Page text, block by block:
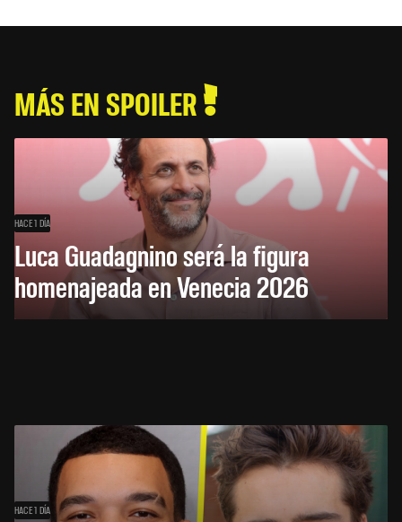
MÁS EN SPOILER
HACE 1 DÍA
Luca Guadagnino será la figura
homenajeada en Venecia 2026
HACE 1 DÍA